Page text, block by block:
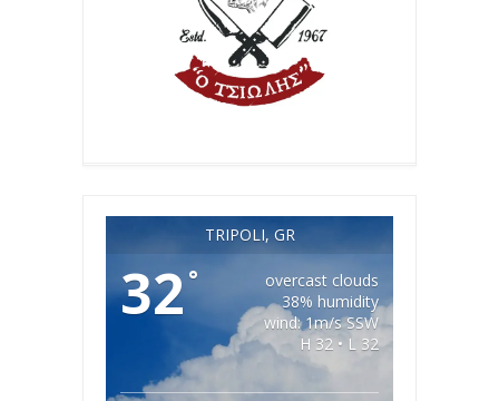
TRIPOLI, GR
32°
overcast clouds
38% humidity
wind: 1m/s SSW
H 32 • L 32